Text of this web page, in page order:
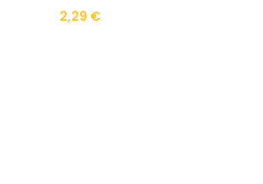
2,29 €